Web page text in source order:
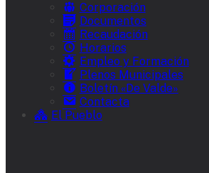
Corporación
Documentos
Recaudación
Horarios
Empleo y Formación
Plenos Municipales
Boletín «De Valde»
Contacta
El Pueblo